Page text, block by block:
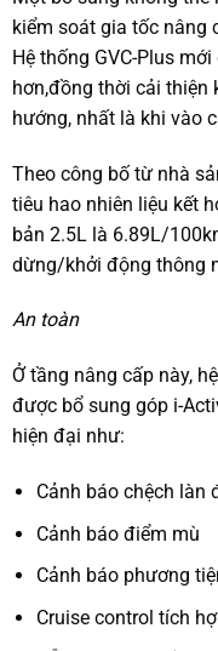
kiểm soát gia tốc nâng
Hệ thống GVC-Plus
hơn,đồng thời cải thiện
hướng, nhất là khi vào
Theo công bố từ nhà
tiêu hao nhiên liệu kết
bản 2.5L là 6.89L/
dừng/khởi động thông
An toàn
Ở tầng nâng cấp này,
được bổ sung góp i-
hiện đại như:
Cảnh báo chệch làn
Cảnh báo điểm mù
Cảnh báo phương
Cruise control tích